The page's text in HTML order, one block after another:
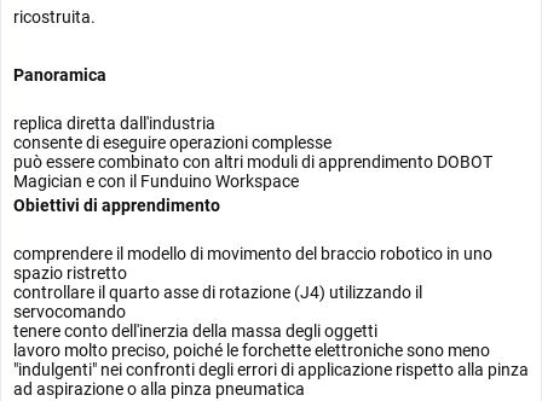
ricostruita.
Panoramica
replica diretta dall'industria
consente di eseguire operazioni complesse
può essere combinato con altri moduli di apprendimento DOBOT
Magician e con il Funduino Workspace
Obiettivi di apprendimento
comprendere il modello di movimento del braccio robotico in uno
spazio ristretto
controllare il quarto asse di rotazione (J4) utilizzando il
servocomando
tenere conto dell'inerzia della massa degli oggetti
lavoro molto preciso, poiché le forchette elettroniche sono meno
"indulgenti" nei confronti degli errori di applicazione rispetto alla pinza
ad aspirazione o alla pinza pneumatica